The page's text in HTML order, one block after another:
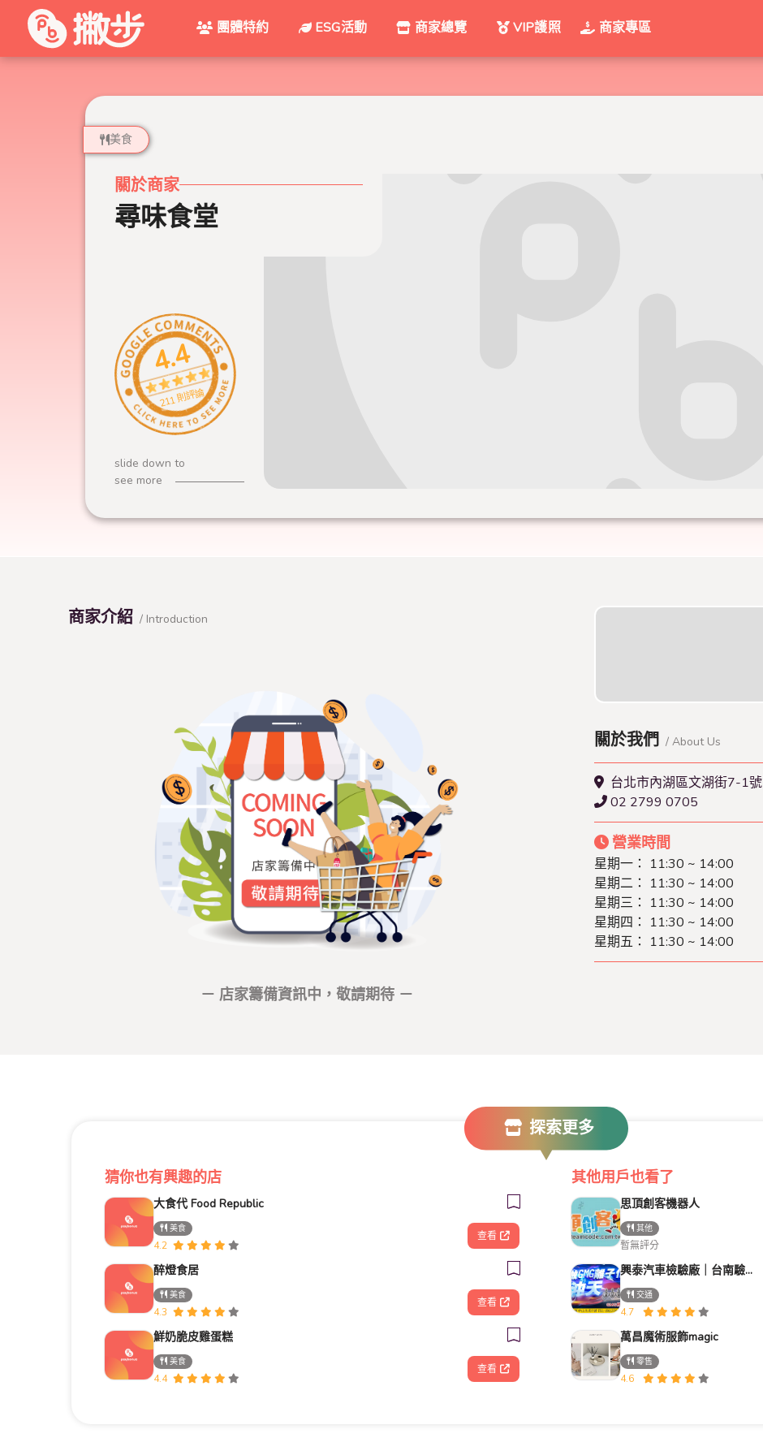
團體特約 ESG活動 商家總覽 VIP護照 商家專區
美食
關於商家
尋味食堂
4.4
211 則評論
slide down to
see more
商家介紹 / Introduction
－ 店家籌備資訊中，敬請期待 －
關於我們 / About Us
台北市內湖區文湖街7-1號
02 2799 0705
營業時間
星期一： 11:30 ~ 14:00
星期二： 11:30 ~ 14:00
星期三： 11:30 ~ 14:00
星期四： 11:30 ~ 14:00
星期五： 11:30 ~ 14:00
探索更多
猜你也有興趣的店
大食代 Food Republic
美食
4.2
查看
醉燈食居
美食
4.3
查看
鮮奶脆皮雞蛋糕
美食
4.4
查看
其他用戶也看了
思頂創客機器人
其他
暫無評分
興泰汽車檢驗廠｜台南驗車｜修車｜汽車保養《路馳揚歸仁店》
交通
4.7
萬昌魔術服飾magic
零售
4.6